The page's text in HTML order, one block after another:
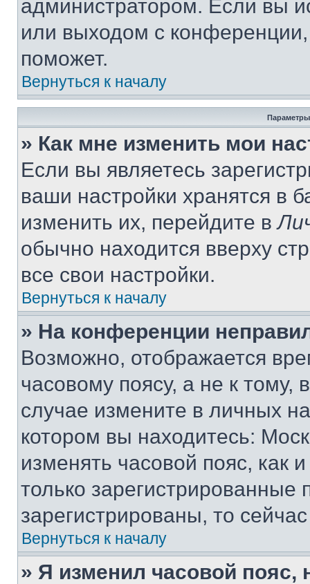
администратором. Если вы
или выходом с
поможет.
Вернуться к началу
Параметры
» Как мне изменить мои
Если вы являетесь
ваши настройки хранятся в
изменить их, перейдите в
обычно находится вверху
все свои настройки.
Вернуться к началу
» На конференции
Возможно, отображается
часовому поясу, а не к тому,
случае измените в личных
котором вы находитесь:
изменять часовой пояс, как
только
зарегистрированы, то
Вернуться к началу
» Я изменил часовой пояс,